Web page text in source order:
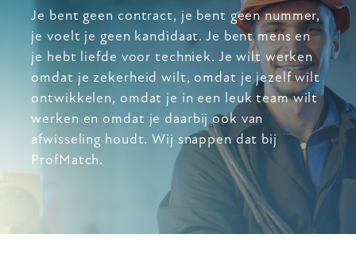
Je bent geen contract, je bent geen nummer,
je voelt je geen kandidaat. Je bent mens en
je hebt liefde voor techniek. Je wilt werken
omdat je zekerheid wilt, omdat je jezelf wilt
ontwikkelen, omdat je in een leuk team wilt
werken en omdat je daarbij ook van
afwisseling houdt. Wij snappen dat bij
ProfMatch.